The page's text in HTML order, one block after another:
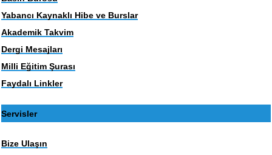
Yabancı Kaynaklı Hibe ve Burslar
Akademik Takvim
Dergi Mesajları
Milli Eğitim Şurası
Faydalı Linkler
Servisler
Bize Ulaşın